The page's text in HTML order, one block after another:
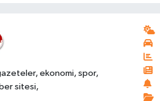
ekonomi, spor,
sitesi,